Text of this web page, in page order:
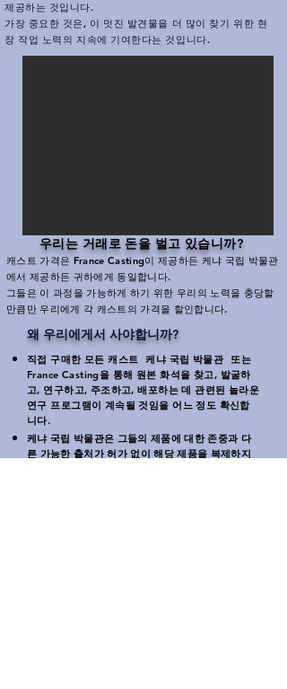
제공하는 것입니다.
가장 중요한 것은, 이 멋진 발견물을 더 많이 찾기 위한 현
장 작업 노력의 지속에 기여한다는 것입니다.
우리는 거래로 돈을 벌고 있습니까?​
캐스트 가격은 France Casting이 제공하든 케냐 국립 박물관
에서 제공하든 귀하에게 동일합니다.
그들은 이 과정을 가능하게 하기 위한 우리의 노력을 충당할
만큼만 우리에게 각 캐스트의 가격을 할인합니다.
왜 우리에게서 사야합니까?
직접 구매한 모든 캐스트 케냐 국립 박물관 또는
France Casting을 통해 원본 화석을 찾고, 발굴하
고, 연구하고, 주조하고, 배포하는 데 관련된 놀라운
연구 프로그램이 계속될 것임을 어느 정도 확신합
니다.
케냐 국립 박물관은 그들의 제품에 대한 존중과 다
른 가능한 출처가 허가 없이 해당 제품을 복제하지